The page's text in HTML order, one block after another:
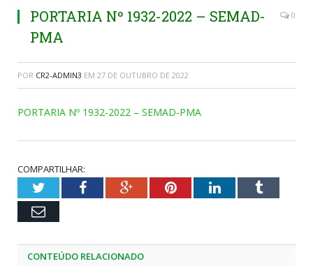
PORTARIA Nº 1932-2022 – SEMAD-
PMA
0
POR CR2-ADMIN3 EM 27 DE OUTUBRO DE 2022
PORTARIA Nº 1932-2022 – SEMAD-PMA
COMPARTILHAR:
TwitterFacebookGoogle+PinterestLinkedInTumblr
Email
CONTEÚDO RELACIONADO